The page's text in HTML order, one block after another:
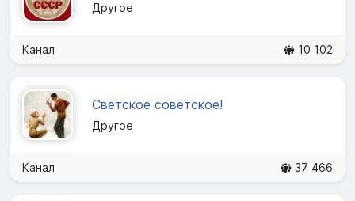
Другое
Канал 10 102
Светское советское!
Другое
Канал 37 466